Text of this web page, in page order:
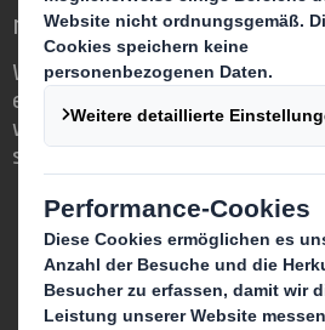
neu definieren
Wir sind anders, weil wir die
erkennen, dass Verpackungen
wichtige Rolle in der Welt um
spielen können.
Wer wir
Über DS